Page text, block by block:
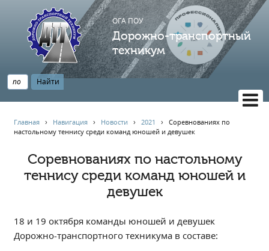
ОГА ПОУ
Дорожно-транспортный
техникум
НАВИГАЦИЯ
Главная
Профессионалитет
Новости
Наблюдательный совет
Главная › Навигация › Новости ›2021 ›Cоревнованиях по
настольному теннису среди команд юношей и девушек
Cоревнованиях по настольному
теннису среди команд юношей и
девушек
18 и 19 октября команды юношей и девушек
Дорожно-транспортного техникума в составе: